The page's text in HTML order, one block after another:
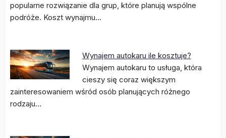
popularne rozwiązanie dla grup, które planują wspólne
podróże. Koszt wynajmu…
Wynajem autokaru ile kosztuje?
Wynajem autokaru to usługa, która
cieszy się coraz większym
zainteresowaniem wśród osób planujących różnego
rodzaju…